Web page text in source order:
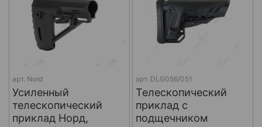
арт. Nord
Усиленный
телескопический
приклад Норд,
арт. DLG056/051
Телескопический
приклад с
подщечником